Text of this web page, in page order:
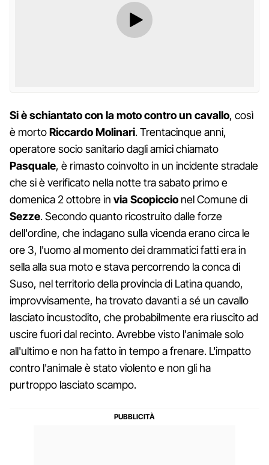
Si è schiantato con la moto contro un cavallo, così
è mortoRiccardo Molinari. Trentacinque anni,
operatore socio sanitario dagli amici chiamato
Pasquale, è rimasto coinvolto in un incidente stradale
che si è verificato nella notte tra sabato primo e
domenica 2 ottobre in via Scopiccio nel Comune di
Sezze. Secondo quanto ricostruito dalle forze
dell'ordine, che indagano sulla vicenda erano circa le
ore 3, l'uomo al momento dei drammatici fatti era in
sella alla sua moto e stava percorrendo la conca di
Suso, nel territorio della provincia di Latina quando,
improvvisamente, ha trovato davanti a sé un cavallo
lasciato incustodito, che probabilmente era riuscito ad
uscire fuori dal recinto. Avrebbe visto l'animale solo
all'ultimo e non ha fatto in tempo a frenare. L'impatto
contro l'animale è stato violento e non gli ha
purtroppo lasciato scampo.